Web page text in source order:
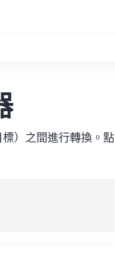
）之間進行轉換。點